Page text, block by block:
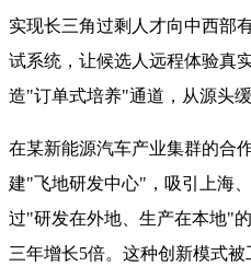
实现长三角过剩人才向中西部
试系统，让候选人远程体验真
造"订单式培养"通道，从源头
在某新能源汽车产业集群的合
建"飞地研发中心"，吸引上海
过"研发在外地、生产在本地"
三年增长5倍。这种创新模式